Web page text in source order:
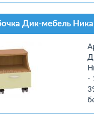
Дик-мебель
-